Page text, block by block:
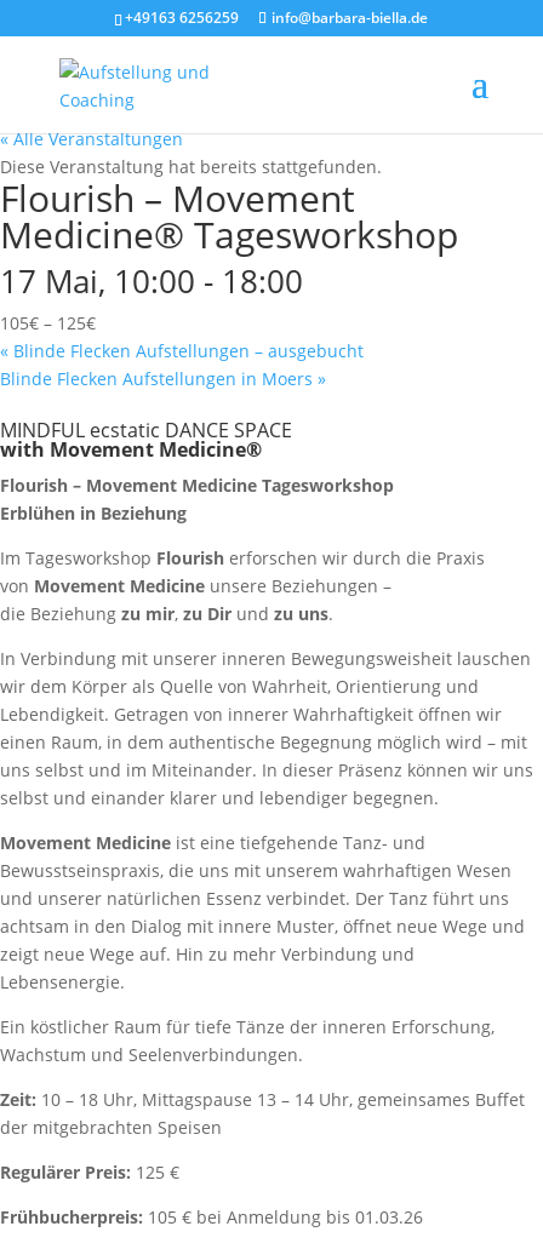
+49163 6256259 info@barbara-biella.de
« Alle Veranstaltungen
Diese Veranstaltung hat bereits stattgefunden.
Flourish – Movement
Medicine® Tagesworkshop
17 Mai, 10:00 - 18:00
105€ – 125€
« Blinde Flecken Aufstellungen – ausgebucht
Blinde Flecken Aufstellungen in Moers »
MINDFUL ecstatic DANCE SPACE
with Movement Medicine®
Flourish – Movement Medicine Tagesworkshop
Erblühen in Beziehung
Im Tagesworkshop Flourish erforschen wir durch die Praxis
von Movement Medicine unsere Beziehungen –
die Beziehung zu mir, zu Dir und zu uns.
In Verbindung mit unserer inneren Bewegungsweisheit lauschen
wir dem Körper als Quelle von Wahrheit, Orientierung und
Lebendigkeit. Getragen von innerer Wahrhaftigkeit öffnen wir
einen Raum, in dem authentische Begegnung möglich wird – mit
uns selbst und im Miteinander. In dieser Präsenz können wir uns
selbst und einander klarer und lebendiger begegnen.
Movement Medicine ist eine tiefgehende Tanz- und
Bewusstseinspraxis, die uns mit unserem wahrhaftigen Wesen
und unserer natürlichen Essenz verbindet. Der Tanz führt uns
achtsam in den Dialog mit innere Muster, öffnet neue Wege und
zeigt neue Wege auf. Hin zu mehr Verbindung und
Lebensenergie.
Ein köstlicher Raum für tiefe Tänze der inneren Erforschung,
Wachstum und Seelenverbindungen.
Zeit: 10 – 18 Uhr, Mittagspause 13 – 14 Uhr, gemeinsames Buffet
der mitgebrachten Speisen
Regulärer Preis: 125 €
Frühbucherpreis: 105 € bei Anmeldung bis 01.03.26